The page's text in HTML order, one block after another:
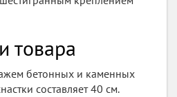
товара
бетонных и каменных
составляет 40 см.